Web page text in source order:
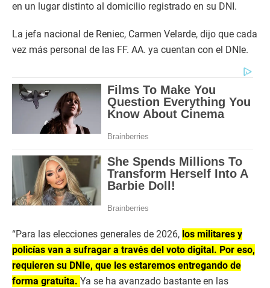
en un lugar distinto al domicilio registrado en su DNI.
La jefa nacional de Reniec, Carmen Velarde, dijo que cada
vez más personal de las FF. AA. ya cuentan con el DNIe.
“Para las elecciones generales de 2026, los militares y
policías van a sufragar a través del voto digital. Por eso,
requieren su DNIe, que les estaremos entregando de
forma gratuita. Ya se ha avanzado bastante en las